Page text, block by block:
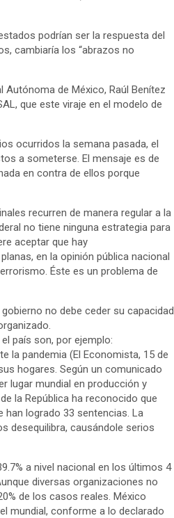
podrían ser la respuesta del
cambiaría los “abrazos no
de México, Raúl Benítez
que este viraje en el modelo de
ocurridos la semana pasada, el
a someterse. El mensaje es de
en contra de ellos porque
recurren de manera regular a la
no tiene ninguna estrategia para
aceptar que hay
en la opinión pública nacional
Éste es un problema de
no debe ceder su capacidad
país son, por ejemplo:
la pandemia (El Economista, 15 de
hogares. Según un comunicado
lugar mundial en producción y
la República ha reconocido que
han logrado 33 sentencias. La
desequilibra, causándole serios
a nivel nacional en los últimos 4
diversas organizaciones no
de los casos reales. México
mundial, conforme a lo declarado